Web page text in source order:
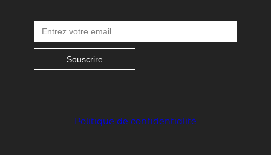
Entrez votre email…
Souscrire
Politique de confidentialité